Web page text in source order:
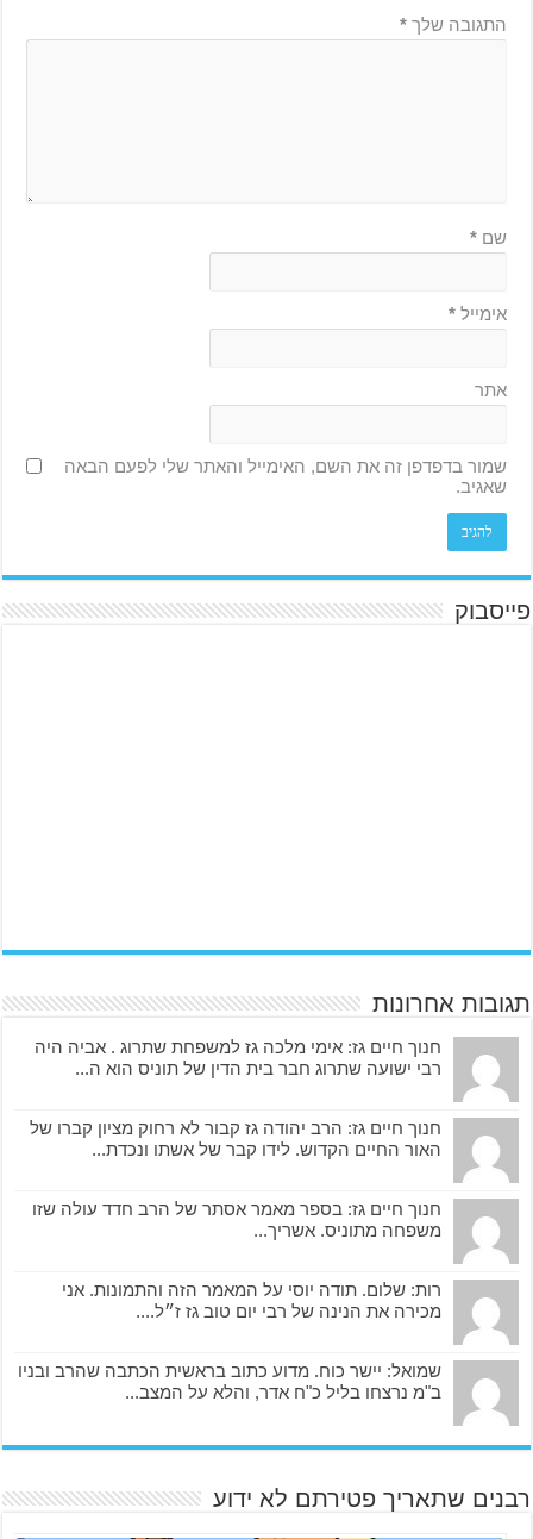
התגובה שלך*
שם*
אימייל*
אתר
שמור בדפדפן זה את השם, האימייל והאתר שלי לפעם הבאה
שאגיב.
פייסבוק
תגובות אחרונות
חנוך חיים גז: אימי מלכה גז למשפחת שתרוג . אביה היה
רבי ישועה שתרוג חבר בית הדין של תוניס הוא ה...
חנוך חיים גז: הרב יהודה גז קבור לא רחוק מציון קברו של
האור החיים הקדוש. לידו קבר של אשתו ונכדת...
חנוך חיים גז: בספר מאמר אסתר של הרב חדד עולה שזו
משפחה מתוניס. אשריך...
רות: שלום. תודה יוסי על המאמר הזה והתמונות. אני
מכירה את הנינה של רבי יום טוב גז ז״ל....
שמואל: יישר כוח. מדוע כתוב בראשית הכתבה שהרב ובניו
ב"מ נרצחו בליל כ"ח אדר, והלא על המצב...
רבנים שתאריך פטירתם לא ידוע